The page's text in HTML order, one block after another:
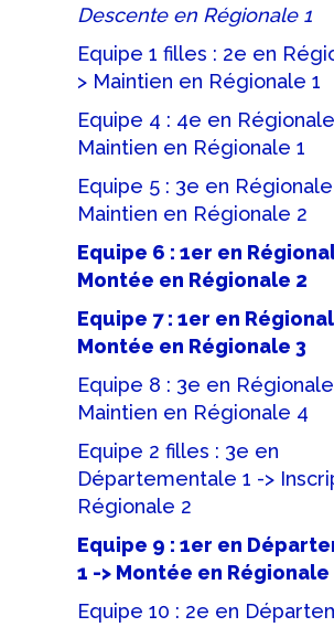
Descente en Régionale 1
Equipe 1 filles : 2e en
> Maintien en Régionale 1
Equipe 4 : 4e en
Maintien en Régionale 1
Equipe 5 : 3e en
Maintien en Régionale 2
Equipe 6 : 1er en
Montée en Régionale 2
Equipe 7 : 1er en
Montée en Régionale 3
Equipe 8 : 3e en
Maintien en Régionale 4
Equipe 2 filles : 3e en
Départementale 1 ->
Régionale 2
Equipe 9 : 1er en
1 -> Montée en Régionale
Equipe 10 : 2e en